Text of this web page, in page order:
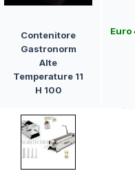
Contenitore
Gastronorm
Alte
Temperature 11
H 100
Euro